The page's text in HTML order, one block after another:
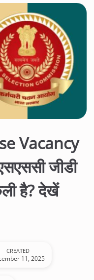
Vacancy
जीडी
है? देखें
CREATED
11, 2025